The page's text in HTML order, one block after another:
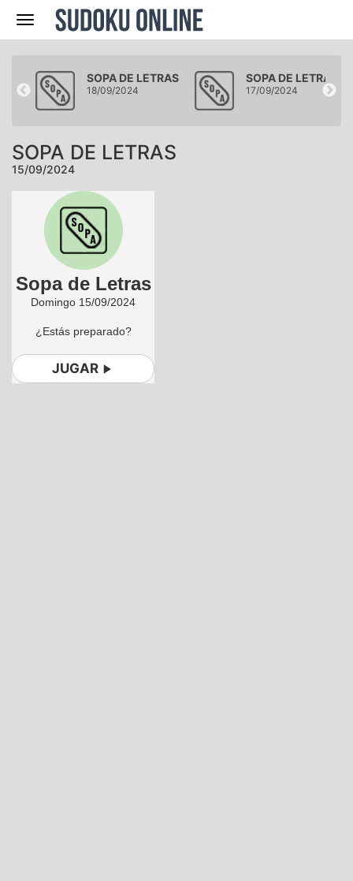
Navegación
SOPA DE LETRAS
18/09/2024
SOPA DE LETRAS
17/09/2024
SOPA DE LETRAS
15/09/2024
Sopa de Letras
Domingo 15/09/2024
¿Estás preparado?
JUGAR